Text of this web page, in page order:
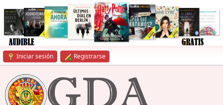
Iniciar sesión Registrarse